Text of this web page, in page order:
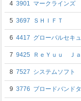
4 3901 マークラインズ
5 3697 ＳＨＩＦＴ
6 4417 グローバルセキ
7 9425 ＲｅＹｕｕ Ｊａ
8 7527 システムソフト
9 3776 ブロードバンド